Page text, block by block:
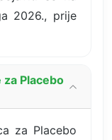
2026., prije
Placebo
za Placebo